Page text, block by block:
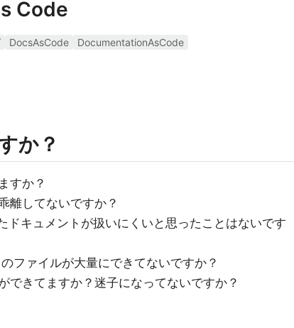
Code
DocsAsCode
DocumentationAsCode
か？
すか？
離してないですか？
ドキュメントが扱いにくいと思ったことはないです
ファイルが大量にできてないですか？
できてますか？迷子になってないですか？